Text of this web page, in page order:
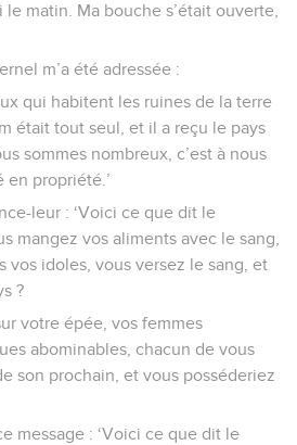
matin. Ma bouche s’était ouverte,
m’a été adressée :
qui habitent les ruines de la terre
était tout seul, et il a reçu le pays
sommes nombreux, c’est à nous
en propriété.’
leur : ‘Voici ce que dit le
mangez vos aliments avec le sang,
vos idoles, vous versez le sang, et
?
votre épée, vos femmes
abominables, chacun de vous
son prochain, et vous posséderiez
message : ‘Voici ce que dit le